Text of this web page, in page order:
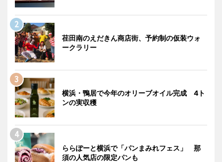
荏田南のえだきん商店街、予約制の仮装ウォ
ークラリー
横浜・鴨居で今年のオリーブオイル完成 4ト
ンの実収穫
ららぽーと横浜で「パンまみれフェス」 那
須の人気店の限定パンも